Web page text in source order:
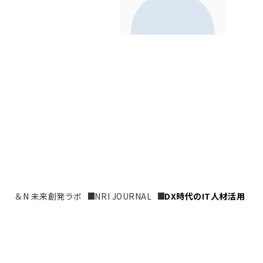
＆N 未来創発ラボ NRI JOURNAL DX時代のIT人材活用